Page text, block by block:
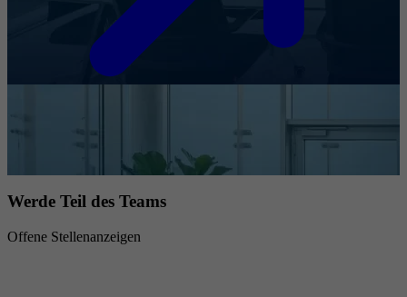
Werde Teil des Teams
Offene Stellenanzeigen